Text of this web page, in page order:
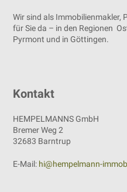
Wir sind als Immobilienmakler,
für Sie da – in den Regionen
Pyrmont und in Göttingen.
Kontakt
HEMPELMANNS GmbH
Bremer Weg 2
32683 Barntrup
E-Mail: hi@hempelmann-